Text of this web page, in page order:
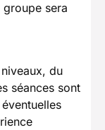
groupe sera
du
séances sont